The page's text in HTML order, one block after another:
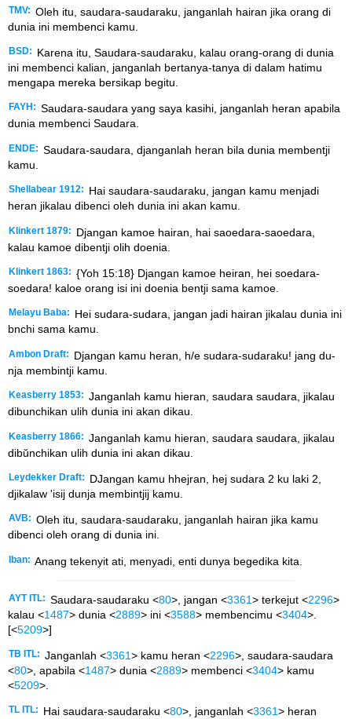
TMV: Oleh itu, saudara-saudaraku, janganlah hairan jika orang di
dunia ini membenci kamu.
BSD:
Karena itu, Saudara-saudaraku, kalau orang-orang di dunia
ini membenci kalian, janganlah bertanya-tanya di dalam hatimu
mengapa mereka bersikap begitu.
FAYH: Saudara-saudara yang saya kasihi, janganlah heran apabila
dunia membenci Saudara.
ENDE: Saudara-saudara, djanganlah heran bila dunia membentji
kamu.
Shellabear 1912:
Hai saudara-saudaraku, jangan kamu menjadi
heran jikalau dibenci oleh dunia ini akan kamu.
Klinkert 1879:
Djangan kamoe hairan, hai saoedara-saoedara,
kalau kamoe dibentji olih doenia.
Klinkert 1863: {Yoh 15:18} Djangan kamoe heiran, hei soedara-
soedara! kaloe orang isi ini doenia bentji sama kamoe.
Melayu Baba:
Hei sudara-sudara, jangan jadi hairan jikalau dunia ini
bnchi sama kamu.
Ambon Draft:
Djangan kamu heran, h/e sudara-sudaraku! jang du-
nja membintji kamu.
Keasberry 1853: Janganlah kamu hieran, saudara saudara, jikalau
dibunchikan ulih dunia ini akan dikau.
Keasberry 1866: Janganlah kamu hieran, saudara saudara, jikalau
dibŭnchikan ulih dunia ini akan dikau.
Leydekker Draft:
DJangan kamu hhejran, hej sudara 2 ku laki 2,
djikalaw 'isij dunja membintjij kamu.
AVB: Oleh itu, saudara-saudaraku, janganlah hairan jika kamu
dibenci oleh orang di dunia ini.
Iban: Anang tekenyit ati, menyadi, enti dunya begedika kita.
AYT ITL: Saudara-saudaraku <80>, jangan <3361> terkejut <2296>
kalau <1487> dunia <2889> ini <3588> membencimu <3404>.
[<5209>]
TB ITL: Janganlah <3361> kamu heran <2296>, saudara-saudara
<80>, apabila <1487> dunia <2889> membenci <3404> kamu
<5209>.
TL ITL: Hai saudara-saudaraku <80>, janganlah <3361> heran